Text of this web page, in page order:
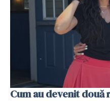
Cum au devenit